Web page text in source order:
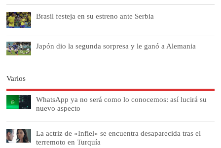
Brasil festeja en su estreno ante Serbia
Japón dio la segunda sorpresa y le ganó a Alemania
Varios
WhatsApp ya no será como lo conocemos: así lucirá su
nuevo aspecto
La actriz de «Infiel» se encuentra desaparecida tras el
terremoto en Turquía